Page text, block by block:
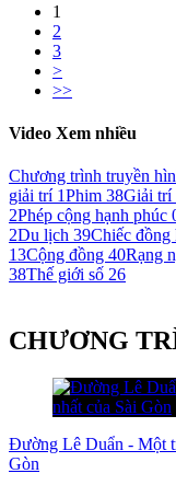
1
2
3
>
>>
Video Xem nhiều
Chương trình truyền
giải trí 1Phim 38Giải trí
2Phép cộng hạnh phúc
2Du lịch 39Chiếc đồng
13Cộng đồng 40Rạng
38Thế giới số 26
CHƯƠNG
Đường Lê Duẩn - Một
Gòn